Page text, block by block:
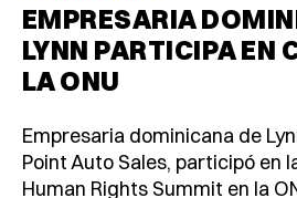
EMPRESARIA
LYNN PARTICIPA EN
LA ONU
Empresaria dominicana de
Point Auto Sales, participó en
Human Rights Summit en la